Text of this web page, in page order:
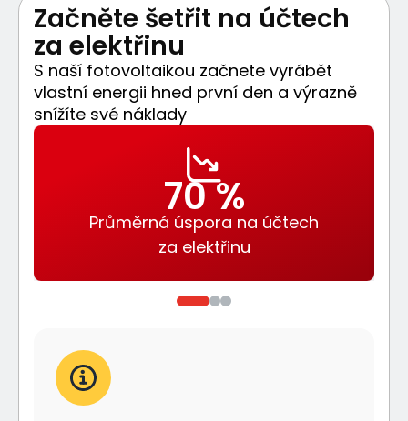
Začněte šetřit na účtech
za elektřinu
S naší fotovoltaikou začnete vyrábět
vlastní energii hned první den a výrazně
snížíte své náklady
70 %
Průměrná úspora na účtech
za elektřinu